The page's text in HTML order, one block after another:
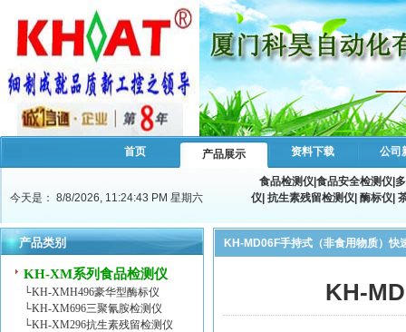
首页 产品展示 资料下载 公司
今天是： 8/8/2026, 11:24:44 PM 星期六
食品检测仪 食品安全检测仪
仪 抗生素残留检测仪 酶标仪
产品类别
KH-XM系列食品检测仪
└KH-XMH496豪华型酶标仪
└KH-XM696三聚氰胺检测仪
└KH-XM296抗生素残留检测仪
KH-MD06F手持式（非食用物质）快
KH-